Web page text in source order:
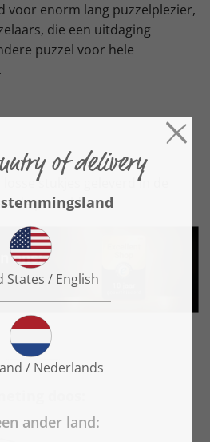
voor enorm lang puzzelplezier,
die een uitdaging
puzzel voor hele
stukjes geleverd in de
puzzeldoos.